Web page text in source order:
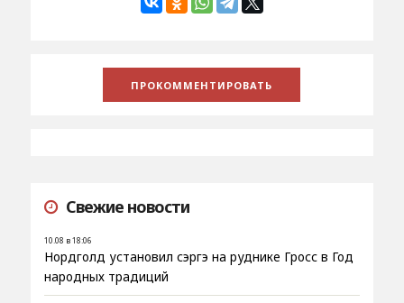
Свежие новости
10.08 в 18:06
Нордголд установил сэргэ на руднике Гросс в Год
народных традиций